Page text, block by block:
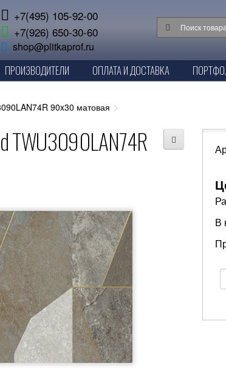
+7(495) 105-92-00
+7(926) 650-30-60
shop@plitkaprof.ru
ПРОИЗВОДИТЕЛИ ОПЛАТА И ДОСТАВКА
90x30 матовая
TWU3090LAN74R
В